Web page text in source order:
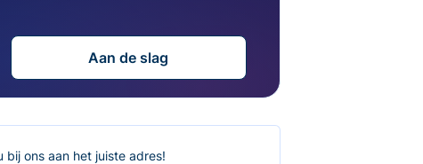
Aan de slag
ons aan het juiste adres!